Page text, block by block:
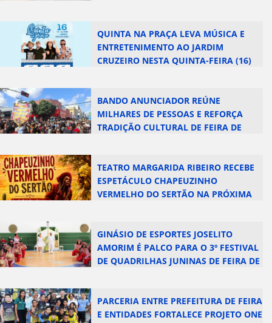
QUINTA NA PRAÇA LEVA MÚSICA E
ENTRETENIMENTO AO JARDIM
CRUZEIRO NESTA QUINTA-FEIRA (16)
BANDO ANUNCIADOR REÚNE
MILHARES DE PESSOAS E REFORÇA
TRADIÇÃO CULTURAL DE FEIRA DE
TEATRO MARGARIDA RIBEIRO RECEBE
ESPETÁCULO CHAPEUZINHO
VERMELHO DO SERTÃO NA PRÓXIMA
GINÁSIO DE ESPORTES JOSELITO
AMORIM É PALCO PARA O 3º FESTIVAL
DE QUADRILHAS JUNINAS DE FEIRA DE
PARCERIA ENTRE PREFEITURA DE FEIRA
E ENTIDADES FORTALECE PROJETO ONE